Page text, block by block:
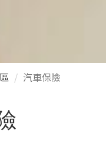
汽車保險